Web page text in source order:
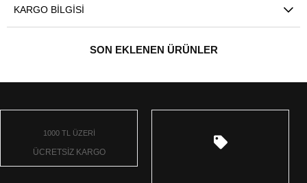
KARGO BILGISI
SON EKLENEN ÜRÜNLER
1000 TL ÜZERİ
ÜCRETSİZ KARGO